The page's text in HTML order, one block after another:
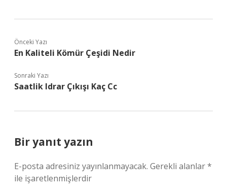
Önceki Yazı
En Kaliteli Kömür Çeşidi Nedir
Sonraki Yazı
Saatlik Idrar Çıkışı Kaç Cc
Bir yanıt yazın
E-posta adresiniz yayınlanmayacak. Gerekli alanlar*
ile işaretlenmişlerdir